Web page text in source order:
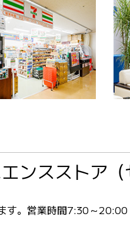
ンスストア（
す。営業時間7:30～20:00